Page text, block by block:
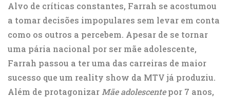
Alvo de críticas constantes, Farrah se acostumou
a tomar decisões impopulares sem levar em conta
como os outros a percebem. Apesar de se tornar
uma pária nacional por ser mãe adolescente,
Farrah passou a ter uma das carreiras de maior
sucesso que um reality show da MTV já produziu.
Além de protagonizar Mãe adolescentepor 7 anos,